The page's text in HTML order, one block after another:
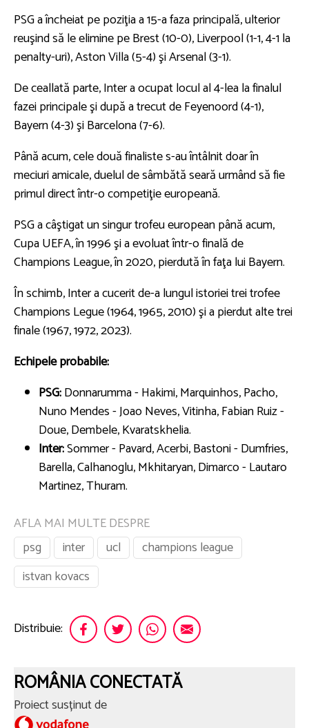
PSG a încheiat pe poziţia a 15-a faza principală, ulterior
reuşind să le elimine pe Brest (10-0), Liverpool (1-1, 4-1 la
penalty-uri), Aston Villa (5-4) şi Arsenal (3-1).
De ceallată parte, Inter a ocupat locul al 4-lea la finalul
fazei principale şi după a trecut de Feyenoord (4-1),
Bayern (4-3) şi Barcelona (7-6).
Până acum, cele două finaliste s-au întâlnit doar în
meciuri amicale, duelul de sâmbătă seară urmând să fie
primul direct într-o competiţie europeană.
PSG a câştigat un singur trofeu european până acum,
Cupa UEFA, în 1996 şi a evoluat într-o finală de
Champions League, în 2020, pierdută în faţa lui Bayern.
În schimb, Inter a cucerit de-a lungul istoriei trei trofee
Champions Legue (1964, 1965, 2010) şi a pierdut alte trei
finale (1967, 1972, 2023).
Echipele probabile:
PSG:Donnarumma - Hakimi, Marquinhos, Pacho,
Nuno Mendes - Joao Neves, Vitinha, Fabian Ruiz -
Doue, Dembele, Kvaratskhelia.
Inter:Sommer - Pavard, Acerbi, Bastoni - Dumfries,
Barella, Calhanoglu, Mkhitaryan, Dimarco - Lautaro
Martinez, Thuram.
AFLA MAI MULTE DESPRE
psg
inter ucl
champions league
istvan kovacs
Distribuie:
ROMÂNIA CONECTATĂ
Proiect susținut de